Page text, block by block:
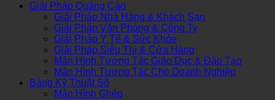
Giải Pháp Quảng Cáo
Giải Pháp Nhà Hàng & Khách Sạn
Giải Pháp Văn Phòng & Công Ty
Giải Pháp Y Tế & Sức Khỏe
Giải Pháp Siêu Thị & Cửa Hàng
Màn Hình Tương Tác Giáo Dục & Đào Tạo
Màn Hình Tương Tác Cho Doanh Nghiệp
Bảng Kỹ Thuật Số
Màn Hình Ghép